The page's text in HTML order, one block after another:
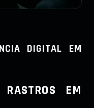
DIGITAL EM
EM